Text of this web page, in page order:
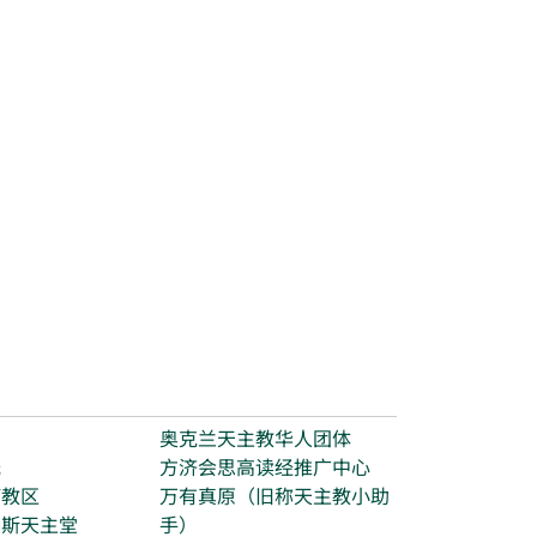
区
天主堂
奥克兰天主教华人团体
方济会思高读经推广中心
万有真原（旧称天主教小助
手）